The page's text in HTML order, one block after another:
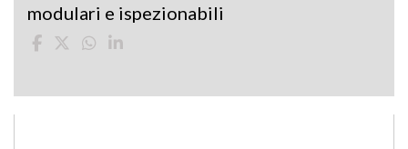
modulari e ispezionabili